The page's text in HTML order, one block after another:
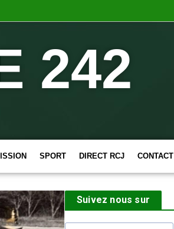
242
SPORT DIRECT RCJ CONTACT
Suivez nous sur